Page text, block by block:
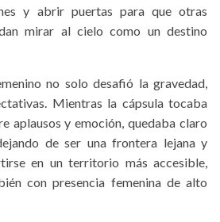
y abrir puertas para que otras
mirar al cielo como un destino
no solo desafió la gravedad,
Mientras la cápsula tocaba
aplausos y emoción, quedaba claro
de ser una frontera lejana y
en un territorio más accesible,
con presencia femenina de alto